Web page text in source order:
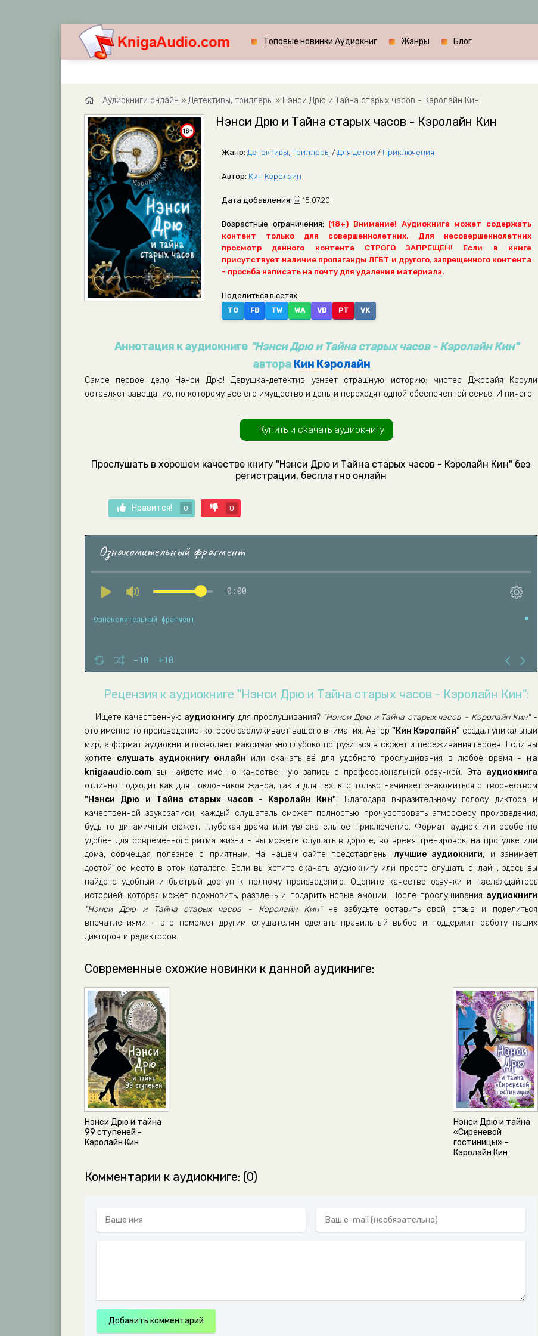
Топовые новинки Аудиокниг Жанры Блог
Аудиокниги онлайн » Детективы, триллеры » Нэнси Дрю и Тайна старых часов - Кэролайн Кин
Нэнси Дрю и Тайна старых часов - Кэролайн Кин
Жанр: Детективы, триллеры / Для детей / Приключения
Автор: Кин Кэролайн
Дата добавления: 15.07.20
Возрастные ограничения: (18+) Внимание! Аудиокнига может содержать
контент только для совершеннолетних. Для несовершеннолетних
просмотр данного контента СТРОГО ЗАПРЕЩЕН! Если в книге
присутствует наличие пропаганды ЛГБТ и другого, запрещенного контента
- просьба написать на почту для удаления материала.
Поделиться в сетях:
TG FB TW WA VB PT VK
Аннотация к аудиокниге "Нэнси Дрю и Тайна старых часов - Кэролайн Кин"
автора Кин Кэролайн
Самое первое дело Нэнси Дрю! Девушка-детектив узнает страшную историю: мистер Джосайя Кроули
оставляет завещание, по которому все его имущество и деньги переходят одной обеспеченной семье. И ничего
Купить и скачать аудиокнигу
Прослушать в хорошем качестве книгу "Нэнси Дрю и Тайна старых часов - Кэролайн Кин" без
регистрации, бесплатно онлайн
Нравится! 0 0
Ознакомительный фрагмент
0:00
-10 +10
Ознакомительный фрагмент
Рецензия к аудиокниге "Нэнси Дрю и Тайна старых часов - Кэролайн Кин":
Ищете качественную аудиокнигу для прослушивания? "Нэнси Дрю и Тайна старых часов - Кэролайн Кин"-
это именно то произведение, которое заслуживает вашего внимания. Автор "Кин Кэролайн" создал уникальный
мир, а формат аудиокниги позволяет максимально глубоко погрузиться в сюжет и переживания героев. Если вы
хотите слушать аудиокнигу онлайн или скачать её для удобного прослушивания в любое время - на
knigaaudio.com вы найдете именно качественную запись с профессиональной озвучкой. Эта аудиокнига
отлично подходит как для поклонников жанра, так и для тех, кто только начинает знакомиться с творчеством
"Нэнси Дрю и Тайна старых часов - Кэролайн Кин". Благодаря выразительному голосу диктора и
качественной звукозаписи, каждый слушатель сможет полностью прочувствовать атмосферу произведения,
будь то динамичный сюжет, глубокая драма или увлекательное приключение. Формат аудиокниги особенно
удобен для современного ритма жизни - вы можете слушать в дороге, во время тренировок, на прогулке или
дома, совмещая полезное с приятным. На нашем сайте представлены лучшие аудиокниги, и занимает
достойное место в этом каталоге. Если вы хотите скачать аудиокнигу или просто слушать онлайн, здесь вы
найдете удобный и быстрый доступ к полному произведению. Оцените качество озвучки и наслаждайтесь
историей, которая может вдохновить, развлечь и подарить новые эмоции. После прослушивания аудиокниги
"Нэнси Дрю и Тайна старых часов - Кэролайн Кин"не забудьте оставить свой отзыв и поделиться
впечатлениями - это поможет другим слушателям сделать правильный выбор и поддержит работу наших
дикторов и редакторов.
Современные схожие новинки к данной аудикниге:
Нэнси Дрю и тайна
99 ступеней -
Кэролайн Кин
Нэнси Дрю и тайна
«Сиреневой
гостиницы» -
Кэролайн Кин
Комментарии к аудиокниге: (0)
Добавить комментарий